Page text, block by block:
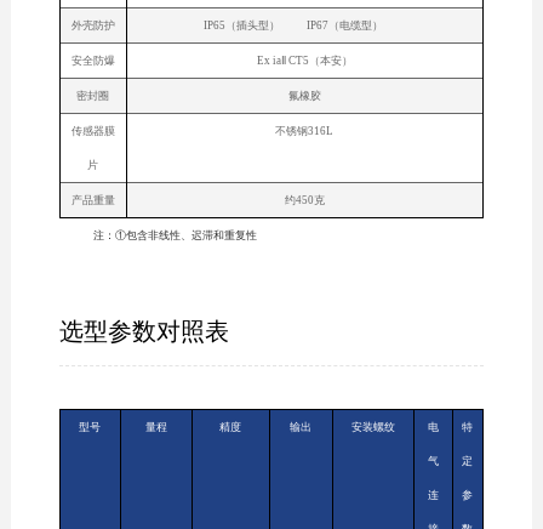
外壳防护 IP65（插头型） IP67（电缆型）
安全防爆 Ex iaⅡ CT5（本安）
密封圈 氟橡胶
传感器膜
片
不锈钢316L
产品重量 约450克
注：①包含非线性、迟滞和重复性
选型参数对照表
型号 量程 精度 输出 安装螺纹 电
气
连
特
定
参